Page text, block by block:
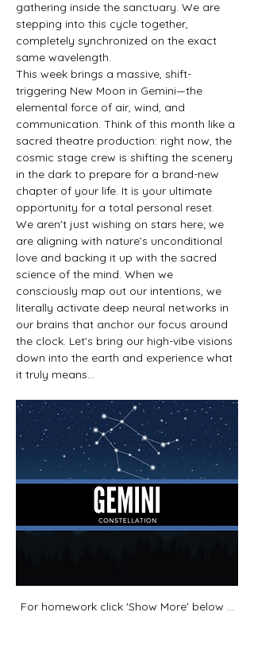
gathering inside the sanctuary. We are
stepping into this cycle together,
completely synchronized on the exact
same wavelength.
This week brings a massive, shift-
triggering New Moon in Gemini—the
elemental force of air, wind, and
communication. Think of this month like a
sacred theatre production: right now, the
cosmic stage crew is shifting the scenery
in the dark to prepare for a brand-new
chapter of your life. It is your ultimate
opportunity for a total personal reset.
We aren't just wishing on stars here; we
are aligning with nature’s unconditional
love and backing it up with the sacred
science of the mind. When we
consciously map out our intentions, we
literally activate deep neural networks in
our brains that anchor our focus around
the clock. Let's bring our high-vibe visions
down into the earth and experience what
it truly means…
For homework click 'Show More' below ...